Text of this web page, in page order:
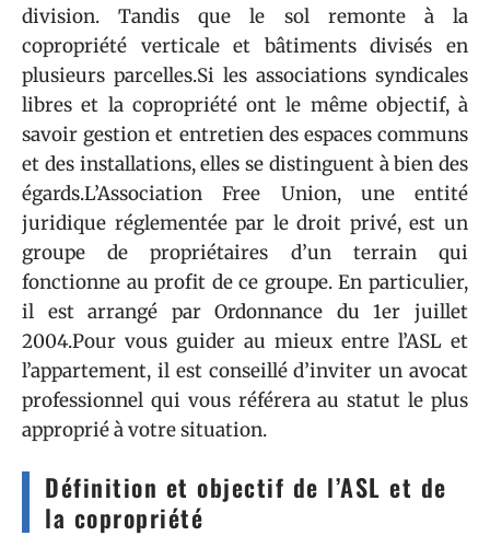
division. Tandis que le sol remonte à la
copropriété verticale et bâtiments divisés en
plusieurs parcelles.Si les associations syndicales
libres et la copropriété ont le même objectif, à
savoir gestion et entretien des espaces communs
et des installations, elles se distinguent à bien des
égards.L’Association Free Union, une entité
juridique réglementée par le droit privé, est un
groupe de propriétaires d’un terrain qui
fonctionne au profit de ce groupe. En particulier,
il est arrangé par Ordonnance du 1er juillet
2004.Pour vous guider au mieux entre l’ASL et
l’appartement, il est conseillé d’inviter un avocat
professionnel qui vous référera au statut le plus
approprié à votre situation.
Définition et objectif de l’ASL et de
la copropriété